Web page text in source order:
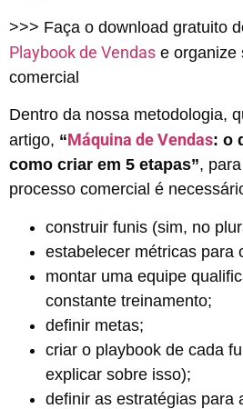
>>> Faça o download gratuito
Playbook de Vendas e organize
comercial
Dentro da nossa metodologia,
artigo, “Máquina de Vendas: o
como criar em 5 etapas”,
processo comercial é
construir funis (sim, no
estabelecer métricas para
montar uma equipe
constante treinamento;
definir metas;
criar o playbook de cada
explicar sobre isso);
definir as estratégias para